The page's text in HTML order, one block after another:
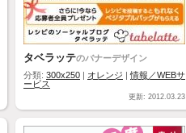
タベラッテのバナーデザイン
分類: 300x250 | オレンジ |情報／WEBサ
ービス
更新: 2012.03.23